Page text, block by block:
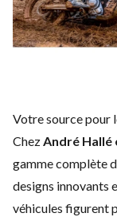
Votre source
ChezAndré Hallé
gamme complète
designs innovants
véhicules figurent